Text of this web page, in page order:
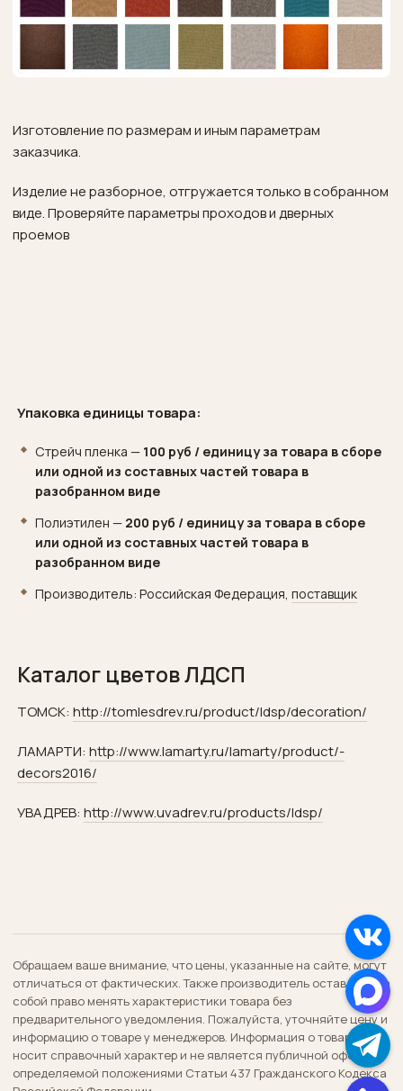
Изготовление по размерам и иным параметрам
заказчика.
Изделие не разборное, отгружается только в собранном
виде. Проверяйте параметры проходов и дверных
проемов
Упаковка единицы товара:
Стрейч пленка — 100 руб / единицу за товара в сборе
или одной из составных частей товара в
разобранном виде
Полиэтилен — 200 руб / единицу за товара в сборе
или одной из составных частей товара в
разобранном виде
Производитель: Российская Федерация, поставщик
Каталог цветов ЛДСП
ТОМСК: http://tomlesdrev.ru/­product/ldsp/­decoration/
ЛАМАРТИ: http://www.lamarty.ru/­lamarty/product/­
decors2016/
УВАДРЕВ: http://www.uvadrev.ru/­products/ldsp/
Обращаем ваше внимание, что цены, указанные на сайте, могут
отличаться от фактических. Также производитель оставляет за
собой право менять характеристики товара без
предварительного уведомления. Пожалуйста, уточняйте цену и
информацию о товаре у менеджеров. Информация о товаре
носит справочный характер и не является публичной офертой,
определяемой положениями Статьи 437 Гражданского Кодекса